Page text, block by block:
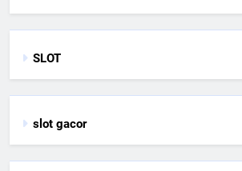
SLOT
slot gacor